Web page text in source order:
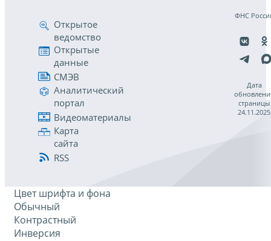
Открытое
ведомство
Открытые
данные
СМЭВ
Аналитический
портал
Видеоматериалы
Карта
сайта
RSS
ФНС
Дата
страницы
24.11.2025
Цвет шрифта и фона
Обычный
Контрастный
Инверсия